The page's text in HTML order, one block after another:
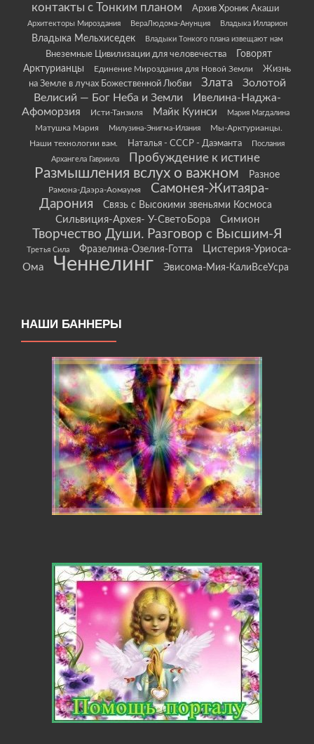
контакты с Тонким планом
Архив Хроник Акаши
Архитекторы Мироздания ВераЛюдома-Анунция Владыка Илларион
Владыка Мельхиседек Владыки Тонкого плана извещают нам
Внеземные Цивилизации для человечества
Говорят
Арктурианцы
Единение Мироздания для Новой Земли
Жизнь
на Земле в лучах Божественной Любви
Злата
Золотой
Велисий — Бог Неба и Земли
Ивелина-Наджа-
Афоморзия
Исти-Танзиля Майк Куинси Мария Магдалина
Матушка Мария Милузина-Энигма-Илания
Мы-Арктурианцы.
Наши технологии вам.
Наталья - СССР - Даэманта
Послания
Архангела Гавриила
Пробуждение к истине
Размышления вслух о важном Разное
Рамона-Даэра-Аомаумя
Самонея-Житаяра-
Дарония
Связь с Высокими звеньями Космоса
Сильвиция-Архея- У-СветоБора Симион
Творчество Души. Разговор с Высшим-Я
Третья Сила Фразелина-Озелия-Готта
Цистерия-Уриоса-
Ома
Ченнелинг Эвисома-Мия-КалиВсеУсра
НАШИ БАННЕРЫ